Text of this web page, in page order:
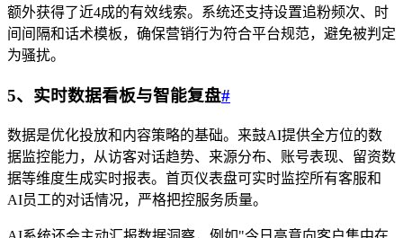
额外获得了近4成的有效线索。系统还支持设置追粉频次、时
间间隔和话术模板，确保营销行为符合平台规范，避免被判定
为骚扰。
5、实时数据看板与智能复盘#
数据是优化投放和内容策略的基础。来鼓AI提供全方位的数
据监控能力，从访客对话趋势、来源分布、账号表现、留资数
据等维度生成实时报表。首页仪表盘可实时监控所有客服和
AI员工的对话情况，严格把控服务质量。